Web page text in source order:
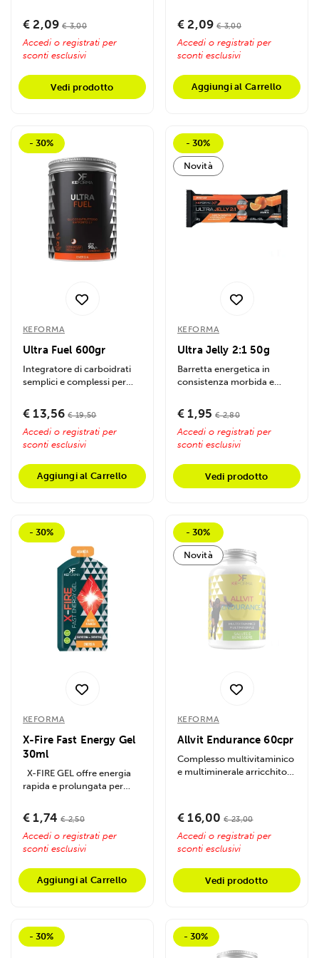
€ 2,09 € 3,00
Accedi o registrati per
sconti esclusivi
Vedi prodotto
prolungata e...
€ 2,09 € 3,00
Accedi o registrati per
sconti esclusivi
Aggiungi al Carrello
- 30%
KEFORMA
Ultra Fuel 600gr
Integratore di carboidrati
semplici e complessi per
per...
€ 13,56 € 19,50
Accedi o registrati per
sconti esclusivi
Aggiungi al Carrello
- 30%
Novità
KEFORMA
Ultra Jelly 2:1 50g
Barretta energetica in
consistenza morbida e
formulata con...
€ 1,95 € 2,80
Accedi o registrati per
sconti esclusivi
Vedi prodotto
- 30%
KEFORMA
X-Fire Fast Energy Gel
30ml
X-FIRE GEL offre energia
rapida e prolungata per
destrosio,...
€ 1,74 € 2,50
Accedi o registrati per
sconti esclusivi
Aggiungi al Carrello
- 30%
Novità
KEFORMA
Allvit Endurance 60cpr
Complesso multivitaminico
e multiminerale arricchito
€ 16,00 € 23,00
Accedi o registrati per
sconti esclusivi
Vedi prodotto
- 30% - 30%